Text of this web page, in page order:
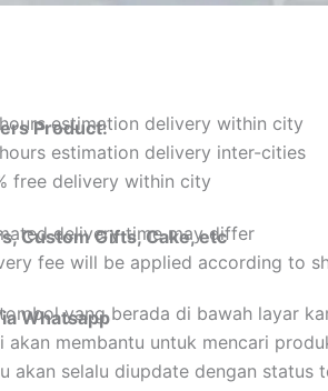
Product:
estimation delivery within city
estimation delivery inter-cities
free delivery within city
Custom Gifts, Cake, etc
delivery time may differ
fee will be applied according to
Whatsapp
yang berada di bawah layar
akan membantu untuk mencari
akan selalu diupdate dengan status